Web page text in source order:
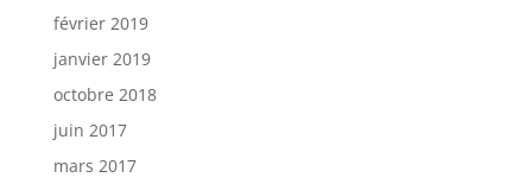
février 2019
janvier 2019
octobre 2018
juin 2017
mars 2017